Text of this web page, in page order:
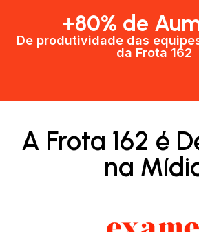
+80% de
De produtividade das
da Frota 162​
A Frota 162 é
na